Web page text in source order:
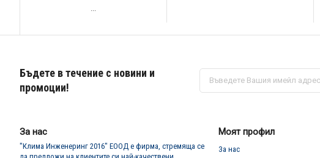
Бъдете в течение с новини и
промоции!
Абонирай
за
За нас
"Клима Инженеринг 2016" ЕООД е фирма, стремяща се
Моят профил
За нас